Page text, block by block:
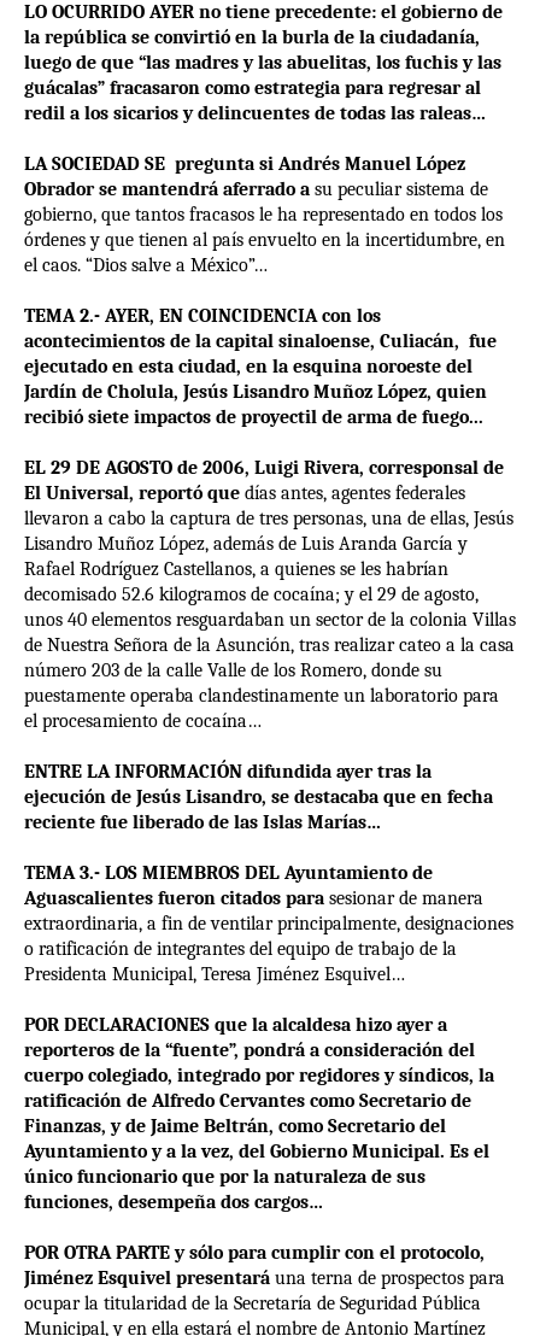
LO OCURRIDO AYER no tiene precedente: el gobierno de
la república se convirtió en la burla de la ciudadanía,
luego de que “las madres y las abuelitas, los fuchis y las
guácalas” fracasaron como estrategia para regresar al
redil a los sicarios y delincuentes de todas las raleas…
LA SOCIEDAD SE pregunta si Andrés Manuel López
Obrador se mantendrá aferrado a su peculiar sistema de
gobierno, que tantos fracasos le ha representado en todos los
órdenes y que tienen al país envuelto en la incertidumbre, en
el caos. “Dios salve a México”…
TEMA 2.- AYER, EN COINCIDENCIA con los
acontecimientos de la capital sinaloense, Culiacán, fue
ejecutado en esta ciudad, en la esquina noroeste del
Jardín de Cholula, Jesús Lisandro Muñoz López, quien
recibió siete impactos de proyectil de arma de fuego...
EL 29 DE AGOSTO de 2006, Luigi Rivera, corresponsal de
El Universal, reportó que días antes, agentes federales
llevaron a cabo la captura de tres personas, una de ellas, Jesús
Lisandro Muñoz López, además de Luis Aranda García y
Rafael Rodríguez Castellanos, a quienes se les habrían
decomisado 52.6 kilogramos de cocaína; y el 29 de agosto,
unos 40 elementos resguardaban un sector de la colonia Villas
de Nuestra Señora de la Asunción, tras realizar cateo a la casa
número 203 de la calle Valle de los Romero, donde su
puestamente operaba clandestinamente un laboratorio para
el procesamiento de cocaína…
ENTRE LA INFORMACIÓN difundida ayer tras la
ejecución de Jesús Lisandro, se destacaba que en fecha
reciente fue liberado de las Islas Marías…
TEMA 3.- LOS MIEMBROS DEL Ayuntamiento de
Aguascalientes fueron citados para sesionar de manera
extraordinaria, a fin de ventilar principalmente, designaciones
o ratificación de integrantes del equipo de trabajo de la
Presidenta Municipal, Teresa Jiménez Esquivel…
POR DECLARACIONES que la alcaldesa hizo ayer a
reporteros de la “fuente”, pondrá a consideración del
cuerpo colegiado, integrado por regidores y síndicos, la
ratificación de Alfredo Cervantes como Secretario de
Finanzas, y de Jaime Beltrán, como Secretario del
Ayuntamiento y a la vez, del Gobierno Municipal. Es el
único funcionario que por la naturaleza de sus
funciones, desempeña dos cargos…
POR OTRA PARTE y sólo para cumplir con el protocolo,
Jiménez Esquivel presentará una terna de prospectos para
ocupar la titularidad de la Secretaría de Seguridad Pública
Municipal, y en ella estará el nombre de Antonio Martínez